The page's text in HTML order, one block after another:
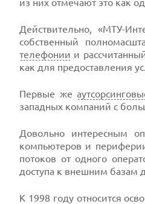
из них отмечают это как
Действительно, «МТУ-
собственный
телефонии и
как для предоставления
Первые же
западных компаний с
Довольно интересным
компьютеров и
потоков от одного
доступа к внешним базам
К 1998 году относится